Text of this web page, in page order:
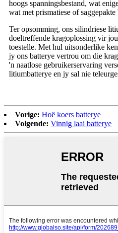
hoogs spanningsbestand, wat
wat met prismatiese of
Ter opsomming, ons silindriese
doeltreffende kragoplossing vir
toestelle. Met hul uitsonderlike
jy ons batterye vertrou om die
'n naatlose gebruikerservaring
litiumbatterye en jy sal nie
Vorige: Hoë koers batterye
Volgende: Vinnig laai batterye